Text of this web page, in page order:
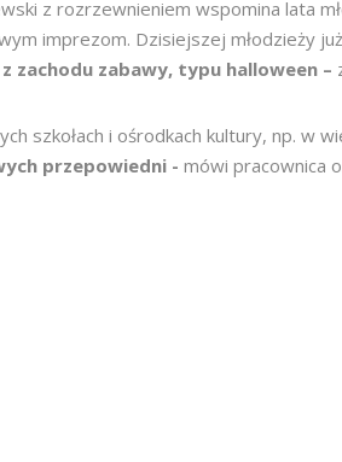
z rozrzewnieniem wspomina lata
imprezom. Dzisiejszej młodzieży
zachodu zabawy, typu halloween –
szkołach i ośrodkach kultury, np. w
przepowiedni - mówi pracownica